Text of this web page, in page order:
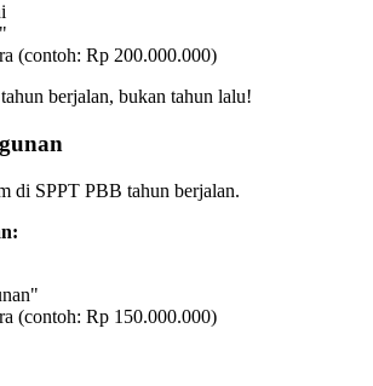
(contoh: Rp 200.000.000)
berjalan, bukan tahun lalu!
di SPPT PBB tahun berjalan.
(contoh: Rp 150.000.000)